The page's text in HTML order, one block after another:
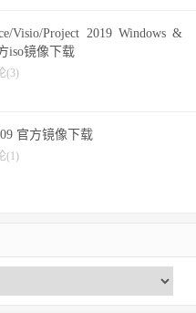
Visio/Project 2019 Windows &
iso镜像下载
(3)
官方镜像下载
(1)